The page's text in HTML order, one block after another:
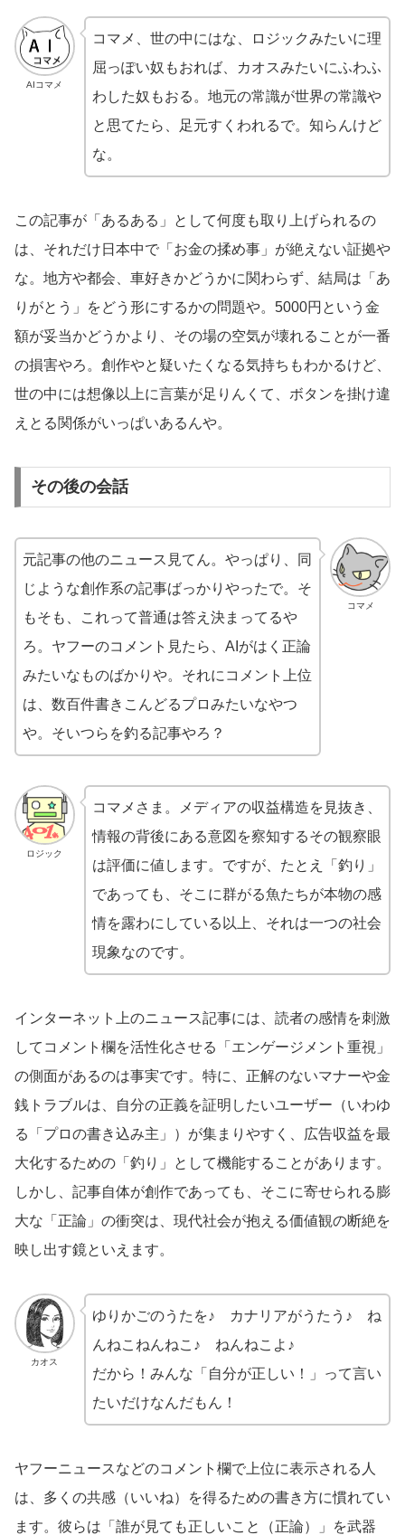
AIコマメ
コマメ、世の中にはな、ロジックみたいに理
屈っぽい奴もおれば、カオスみたいにふわふ
わした奴もおる。地元の常識が世界の常識や
と思てたら、足元すくわれるで。知らんけど
な。
この記事が「あるある」として何度も取り上げられるの
は、それだけ日本中で「お金の揉め事」が絶えない証拠や
な。地方や都会、車好きかどうかに関わらず、結局は「あ
りがとう」をどう形にするかの問題や。5000円という金
額が妥当かどうかより、その場の空気が壊れることが一番
の損害やろ。創作やと疑いたくなる気持ちもわかるけど、
世の中には想像以上に言葉が足りんくて、ボタンを掛け違
えとる関係がいっぱいあるんや。
その後の会話
コマメ
元記事の他のニュース見てん。やっぱり、同
じような創作系の記事ばっかりやったで。そ
もそも、これって普通は答え決まってるや
ろ。ヤフーのコメント見たら、AIがはく正論
みたいなものばかりや。それにコメント上位
は、数百件書きこんどるプロみたいなやつ
や。そいつらを釣る記事やろ？
ロジック
コマメさま。メディアの収益構造を見抜き、
情報の背後にある意図を察知するその観察眼
は評価に値します。ですが、たとえ「釣り」
であっても、そこに群がる魚たちが本物の感
情を露わにしている以上、それは一つの社会
現象なのです。
インターネット上のニュース記事には、読者の感情を刺激
してコメント欄を活性化させる「エンゲージメント重視」
の側面があるのは事実です。特に、正解のないマナーや金
銭トラブルは、自分の正義を証明したいユーザー（いわゆ
る「プロの書き込み主」）が集まりやすく、広告収益を最
大化するための「釣り」として機能することがあります。
しかし、記事自体が創作であっても、そこに寄せられる膨
大な「正論」の衝突は、現代社会が抱える価値観の断絶を
映し出す鏡といえます。
カオス
ゆりかごのうたを♪ カナリアがうたう♪ ね
んねこねんねこ♪ ねんねこよ♪
だから！みんな「自分が正しい！」って言い
たいだけなんだもん！
ヤフーニュースなどのコメント欄で上位に表示される人
は、多くの共感（いいね）を得るための書き方に慣れてい
ます。彼らは「誰が見ても正しいこと（正論）」を武器